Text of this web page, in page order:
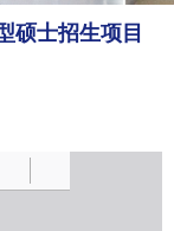
硕士招生项目